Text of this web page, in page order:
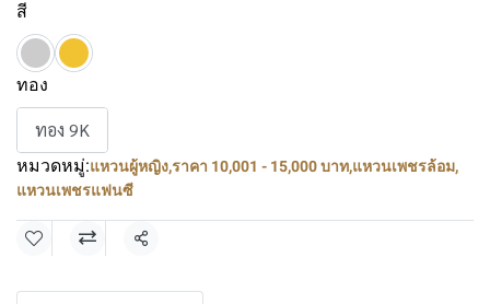
สี
ทอง
ทอง 9K
หมวดหมู่:แหวนผู้หญิง,ราคา 10,001 - 15,000 บาท,แหวนเพชรล้อม,
แหวนเพชรแฟนซี
แชร์